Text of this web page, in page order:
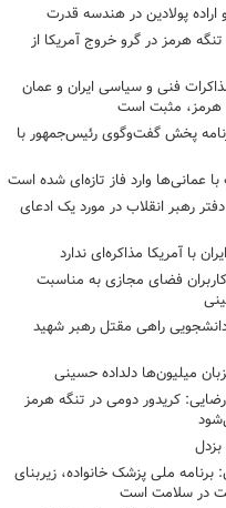
اراده پولادین در هندسه قدرت
هرمز در گرو خروج آمریکا از
فنی و سیاسی ایران و عمان
هرمز، مثبت است
پخش گفت‌وگوی رئیس‌جمهور با
با عمانی‌ها وارد فاز تازه‌ای شده است
دفتر رهبر انقلاب در مورد یک ادعای
با آمریکا مذاکره‌ای ندارد
فضای مجازی به مناسبت
راهی مقتل رهبر شهید
میلیون‌ها دلداده حسینی
کریدور دومی در تنگه هرمز
بزدل
برنامه ملی پزشک خانواده، زیربنای
در سلامت است